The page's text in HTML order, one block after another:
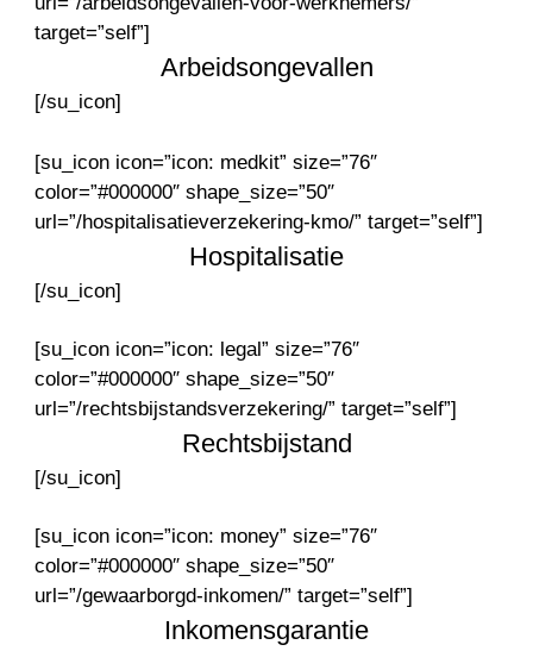
target=”self”]
Arbeidsongevallen
[/su_icon]
[su_icon icon=”icon: medkit” size=”76″
color=”#000000″ shape_size=”50″
url=”/hospitalisatieverzekering-kmo/” target=”self”]
Hospitalisatie
[/su_icon]
[su_icon icon=”icon: legal” size=”76″
color=”#000000″ shape_size=”50″
url=”/rechtsbijstandsverzekering/” target=”self”]
Rechtsbijstand
[/su_icon]
[su_icon icon=”icon: money” size=”76″
color=”#000000″ shape_size=”50″
url=”/gewaarborgd-inkomen/” target=”self”]
Inkomensgarantie